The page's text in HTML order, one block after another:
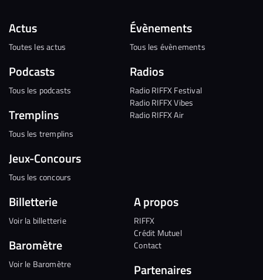
Actus
Toutes les actus
Podcasts
Tous les podcasts
Tremplins
Tous les tremplins
Jeux-Concours
Tous les concours
Évènements
Tous les évènements
Radios
Radio RIFFX Festival
Radio RIFFX Vibes
Radio RIFFX Air
Billetterie
Voir la billetterie
Baromètre
Voir le Baromètre
A propos
RIFFX
Crédit Mutuel
Contact
Partenaires